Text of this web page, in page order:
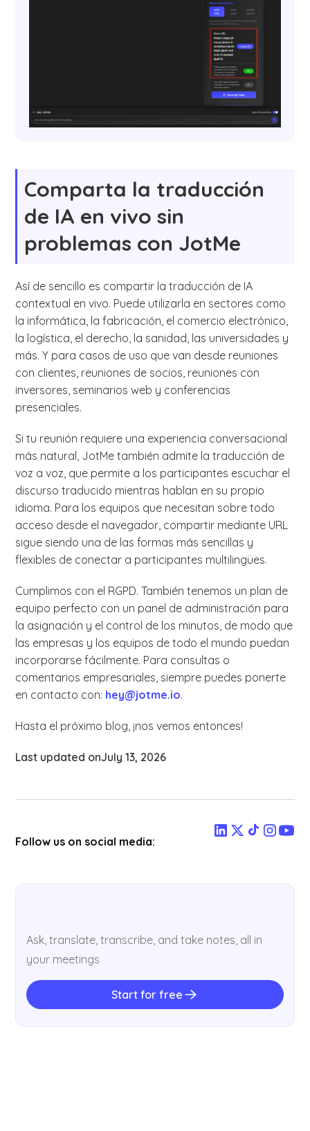
Comparta la traducción
de IA en vivo sin
problemas con JotMe
Así de sencillo es compartir la traducción de IA
contextual en vivo. Puede utilizarla en sectores como
la informática, la fabricación, el comercio electrónico,
la logística, el derecho, la sanidad, las universidades y
más. Y para casos de uso que van desde reuniones
con clientes, reuniones de socios, reuniones con
inversores, seminarios web y conferencias
presenciales.
Si tu reunión requiere una experiencia conversacional
más natural, JotMe también admite la traducción de
voz a voz, que permite a los participantes escuchar el
discurso traducido mientras hablan en su propio
idioma. Para los equipos que necesitan sobre todo
acceso desde el navegador, compartir mediante URL
sigue siendo una de las formas más sencillas y
flexibles de conectar a participantes multilingües.
Cumplimos con el RGPD. También tenemos un plan de
equipo perfecto con un panel de administración para
la asignación y el control de los minutos, de modo que
las empresas y los equipos de todo el mundo puedan
incorporarse fácilmente. Para consultas o
comentarios empresariales, siempre puedes ponerte
en contacto con: hey@jotme.io.
Hasta el próximo blog, ¡nos vemos entonces!
Last updated onJuly 13, 2026
Follow us on social media:
Ask, translate, transcribe, and take notes, all in
your meetings
Start for free